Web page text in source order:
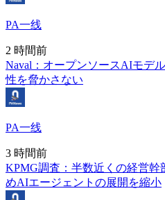
PA一线
2 時間前
Naval：オープンソースAIモデ
性を脅かさない
PA一线
3 時間前
KPMG調査：半数近くの経営幹
めAIエージェントの展開を縮小